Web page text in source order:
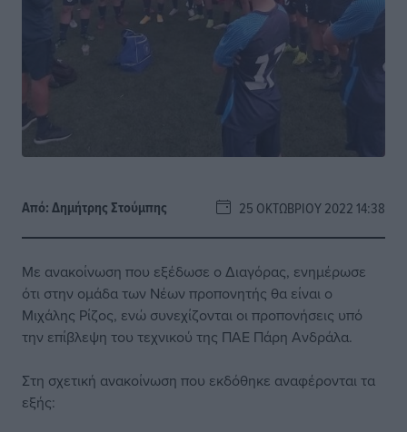
Από:Δημήτρης Στούμπης 25 ΟΚΤΩΒΡΊΟΥ 2022 14:38
Με ανακοίνωση που εξέδωσε ο Διαγόρας, ενημέρωσε
ότι στην ομάδα των Νέων προπονητής θα είναι ο
Μιχάλης Ρίζος, ενώ συνεχίζονται οι προπονήσεις υπό
την επίβλεψη του τεχνικού της ΠΑΕ Πάρη Ανδράλα.
Στη σχετική ανακοίνωση που εκδόθηκε αναφέρονται τα
εξής: